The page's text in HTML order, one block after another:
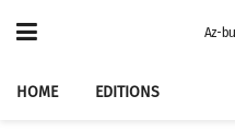
Az-
HOME EDITIONS